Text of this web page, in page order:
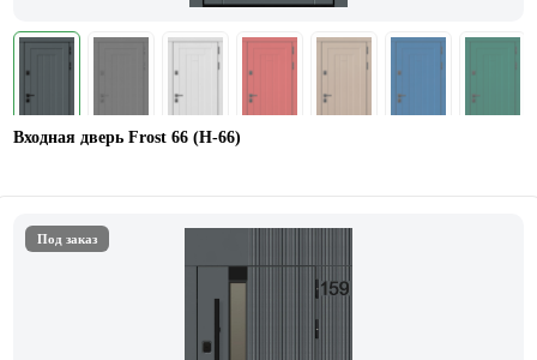
Входная дверь Frost 66 (Н-66)
Под заказ